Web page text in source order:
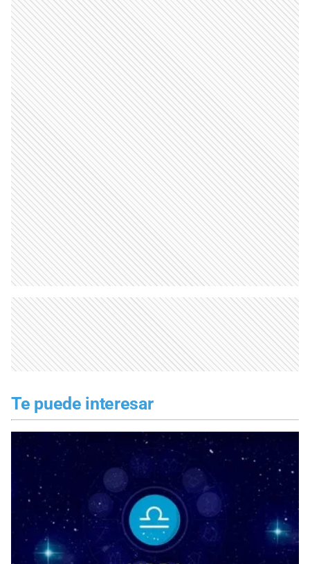
Te puede interesar